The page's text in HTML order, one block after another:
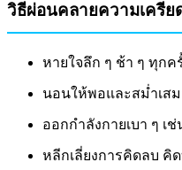
วิธีผ่อนคลายความเครีย
หายใจลึก ๆ ช้า ๆ ทุกค
นอนให้พอและสม่ำเส
ออกกำลังกายเบา ๆ เ
หลีกเลี่ยงการคิดลบ คิ